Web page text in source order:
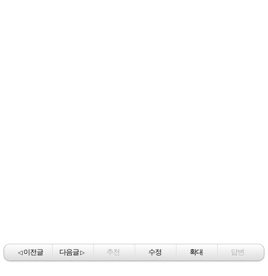
◁이전글 다음글▷ 추천 수정 확대 답변